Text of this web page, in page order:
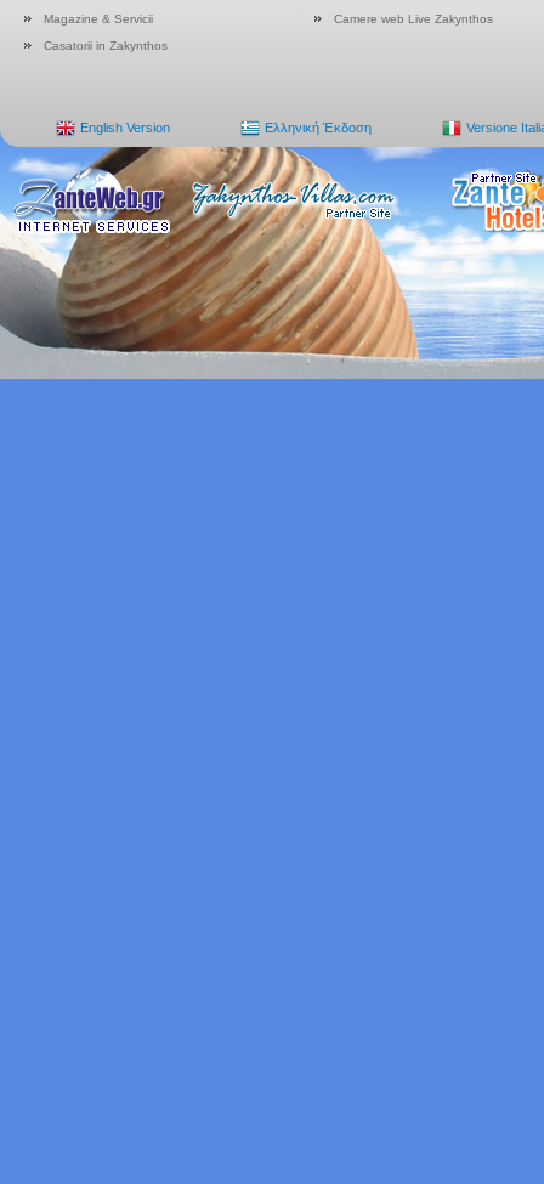
Magazine & Servicii
Camere web Live Zakynthos
Casatorii in Zakynthos
English Version Ελληνική Έκδοση Versione